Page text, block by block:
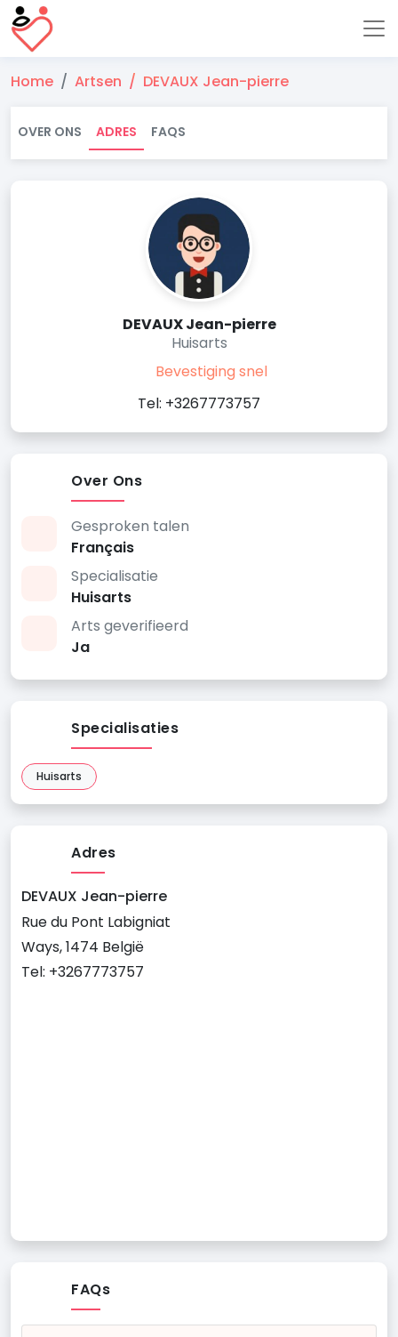
Home Artsen DEVAUX Jean-pierre
OVER ONS ADRES FAQS
DEVAUX Jean-pierre
Huisarts
Bevestiging snel
Tel: +3267773757
Over Ons
Gesproken talen
Français
Specialisatie
Huisarts
Arts geverifieerd
Ja
Specialisaties
Huisarts
Adres
DEVAUX Jean-pierre
Rue du Pont Labigniat
Ways, 1474 België
Tel: +3267773757
FAQs